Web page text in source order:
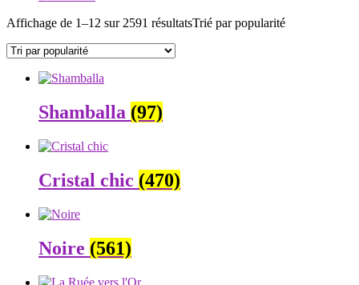
Affichage de 1–12 sur 2591 résultatsTrié par popularité
Shamballa (97)
Cristal chic (470)
Noire (561)